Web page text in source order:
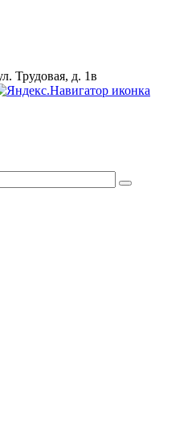
Трудовая, д. 1в